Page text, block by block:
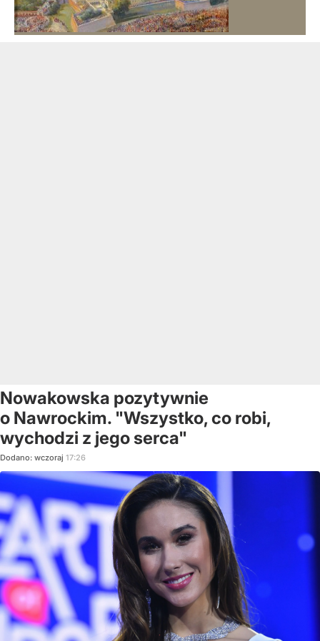
Nowakowska pozytywnie
o Nawrockim. "Wszystko, co robi,
wychodzi z jego serca"
Dodano: wczoraj 17:26